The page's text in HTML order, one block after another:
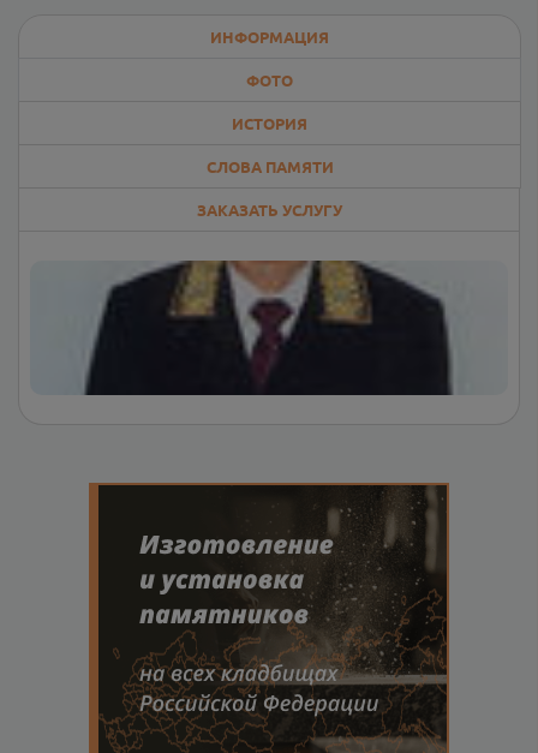
ИНФОРМАЦИЯ
ФОТО
ИСТОРИЯ
СЛОВА ПАМЯТИ
ЗАКАЗАТЬ УСЛУГУ